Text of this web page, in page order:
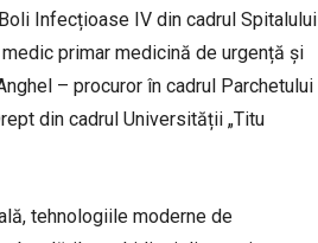
Infecțioase IV din cadrul Spitalului
medic primar medicină de urgență și
– procuror în cadrul Parchetului
din cadrul Universității „Titu
tehnologiile moderne de